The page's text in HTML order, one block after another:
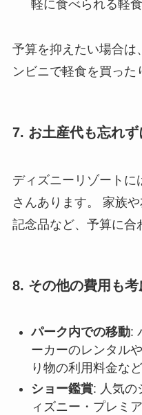
軽に食べられる軽
予算を抑えたい場合は
ンビニで軽食を買った
7. お土産代も忘れず
ディズニーリゾートに
さんあります。 家族
記念品など、予算に合
8. その他の費用も考
パーク内での移動:
ーカーのレンタル
り物の利用料金な
ショー鑑賞: 人気の
ィズニー・プレミ